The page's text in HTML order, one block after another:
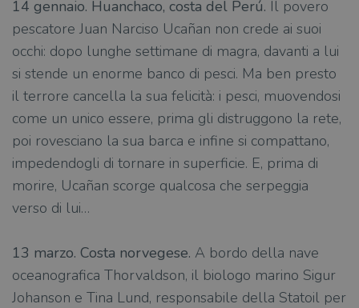
14 gennaio. Huanchaco, costa del Perú. Il povero
pescatore Juan Narciso Ucañan non crede ai suoi
occhi: dopo lunghe settimane di magra, davanti a lui
si stende un enorme banco di pesci. Ma ben presto
il terrore cancella la sua felicità: i pesci, muovendosi
come un unico essere, prima gli distruggono la rete,
poi rovesciano la sua barca e infine si compattano,
impedendogli di tornare in superficie. E, prima di
morire, Ucañan scorge qualcosa che serpeggia
verso di lui…
13 marzo. Costa norvegese. A bordo della nave
oceanografica Thorvaldson, il biologo marino Sigur
Johanson e Tina Lund, responsabile della Statoil per